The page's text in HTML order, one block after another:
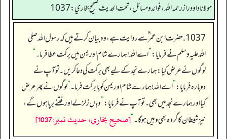
مولانا داود راز رحمه الله، فوائد و مسائل، تحت الحديث صحيح بخاري: 1037
1037. حضرت ابن عمر ؓ سے روایت ہے، وہ بیان کرتے ہیں کہ رسول اللہ صلی
اللہ علیہ وسلم نے فرمایا:”اے اللہ! ہمارے شام اور یمن میں برکت عطا فرما۔“
لوگوں نے عرض کیا: ہمارے نجد کے لیے بھی برکت کی دعا کریں۔ تو آپ نے
دوبارہ فرمایا:”اے اللہ! ہمارے شام اور یمن کو بابرکت فرما۔“لوگوں نے پھر عرض
کیا اور ہمارے نجد میں بھی۔ تو آپ نے فرمایا:”وہاں زلزلے اور فتنے برپا ہوں گے،
نیز شیطان کا گروہ بھی وہیں ہو گا۔“[صحيح بخاري، حديث نمبر:1037]